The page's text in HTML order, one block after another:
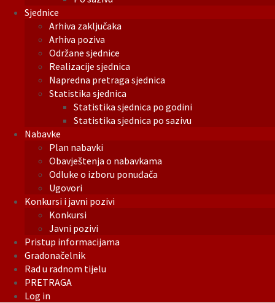
Sjednice
Arhiva zaključaka
Arhiva poziva
Održane sjednice
Realizacije sjednica
Napredna pretraga sjednica
Statistika sjednica
Statistika sjednica po godini
Statistika sjednica po sazivu
Nabavke
Plan nabavki
Obavještenja o nabavkama
Odluke o izboru ponuđača
Ugovori
Konkursi i javni pozivi
Konkursi
Javni pozivi
Pristup informacijama
Gradonačelnik
Rad u radnom tijelu
PRETRAGA
Log in